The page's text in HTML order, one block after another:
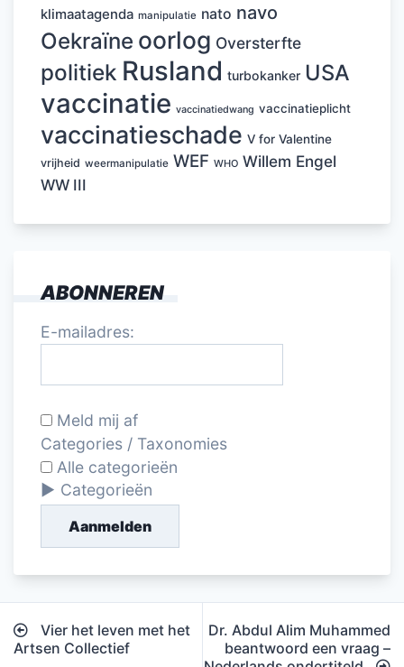
klimaatagenda manipulatie nato navo
Oekraïne oorlog Oversterfte
politiek Rusland turbokanker USA
vaccinatie vaccinatiedwang vaccinatieplicht
vaccinatieschade V for Valentine
vrijheid weermanipulatie WEF WHO Willem Engel
WW III
ABONNEREN
E-mailadres:
Meld mij af
Categories / Taxonomies
Alle categorieën
Categorieën
Aanmelden
Bericht
navigatie
Vier het leven met het
Artsen Collectief
Dr. Abdul Alim Muhammed
beantwoord een vraag –